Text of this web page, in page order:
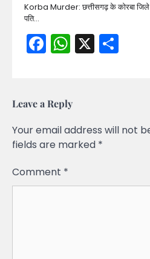
Korba Murder: छत्तीसगढ़ के कोरबा जिले
पति…
Facebook
X
Leave a Reply
Your email address will not
fields are marked *
Comment *